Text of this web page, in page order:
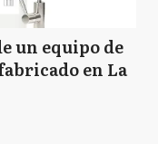
un equipo de
en La